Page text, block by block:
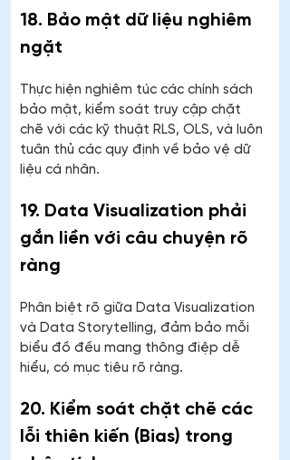
18. Bảo mật dữ liệu nghiêm
ngặt
Thực hiện nghiêm túc các chính sách
bảo mật, kiểm soát truy cập chặt
chẽ với các kỹ thuật RLS, OLS, và luôn
tuân thủ các quy định về bảo vệ dữ
liệu cá nhân.
19. Data Visualization phải
gắn liền với câu chuyện rõ
ràng
Phân biệt rõ giữa Data Visualization
và Data Storytelling, đảm bảo mỗi
biểu đồ đều mang thông điệp dễ
hiểu, có mục tiêu rõ ràng.
20. Kiểm soát chặt chẽ các
lỗi thiên kiến (Bias) trong